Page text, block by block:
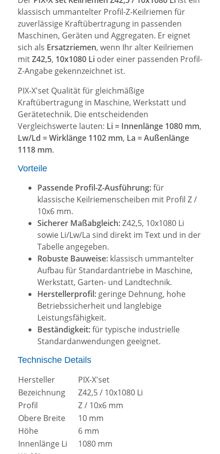
klassisch ummantelter Profil-Z-Keilriemen für
zuverlässige Kraftübertragung in passenden
Maschinen, Geräten und Aggregaten. Er eignet
sich als Ersatzriemen, wenn Ihr alter Keilriemen
mitZ42,5, 10x1080 Li oder einer passenden Profil-
Z-Angabe gekennzeichnet ist.
PIX-X'set Qualität für gleichmäßige
Kraftübertragung in Maschine, Werkstatt und
Gerätetechnik. Die entscheidenden
Vergleichswerte lauten: Li = Innenlänge 1080 mm,
Lw/Ld = Wirklänge 1102 mm, La = Außenlänge
1118 mm.
Vorteile
Passende Profil-Z-Ausführung:für
klassische Keilriemenscheiben mit Profil Z /
10x6 mm.
Sicherer Maßabgleich:Z42,5, 10x1080 Li
sowie Li/Lw/La sind direkt im Text und in der
Tabelle angegeben.
Robuste Bauweise: klassisch ummantelter
Aufbau für Standardantriebe in Maschine,
Werkstatt, Garten- und Landtechnik.
Herstellerprofil: geringe Dehnung, hohe
Betriebssicherheit und langlebige
Leistungsfähigkeit.
Beständigkeit:für typische industrielle
Standardanwendungen geeignet.
Technische Details
Hersteller
PIX-X'set
Bezeichnung
Z42,5 / 10x1080 Li
Profil
Z / 10x6 mm
Obere Breite
10 mm
Höhe
6 mm
Innenlänge Li
1080 mm